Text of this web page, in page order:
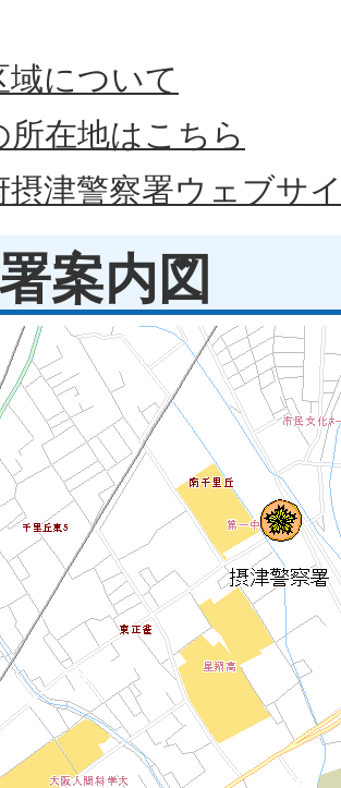
域について
所在地はこちら
摂津警察署ウェブサ
案内図